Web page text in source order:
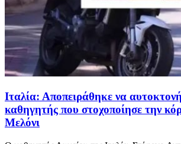
Ιταλία: Αποπειράθηκε να
καθηγητής που στοχοποίησε την
Μελόνι